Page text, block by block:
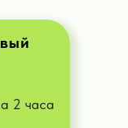
2 часа